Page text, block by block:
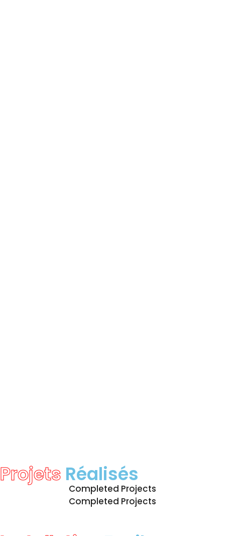
Projets Réalisés
Completed Projects
Completed Projects